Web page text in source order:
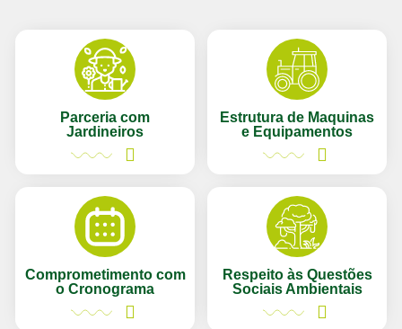
Parceria com
Jardineiros
Estrutura de Maquinas
e Equipamentos
Comprometimento com
o Cronograma
Respeito às Questões
Sociais Ambientais